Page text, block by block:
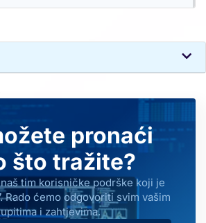
pronaći
što tražite?
tim korisničke podrške koji je
Rado ćemo odgovoriti svim vašim
upitima i zahtjevima.